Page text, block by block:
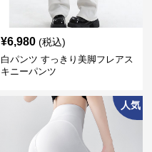
¥6,980 (税込)
白パンツ すっきり美脚フレアス
キニーパンツ
人気